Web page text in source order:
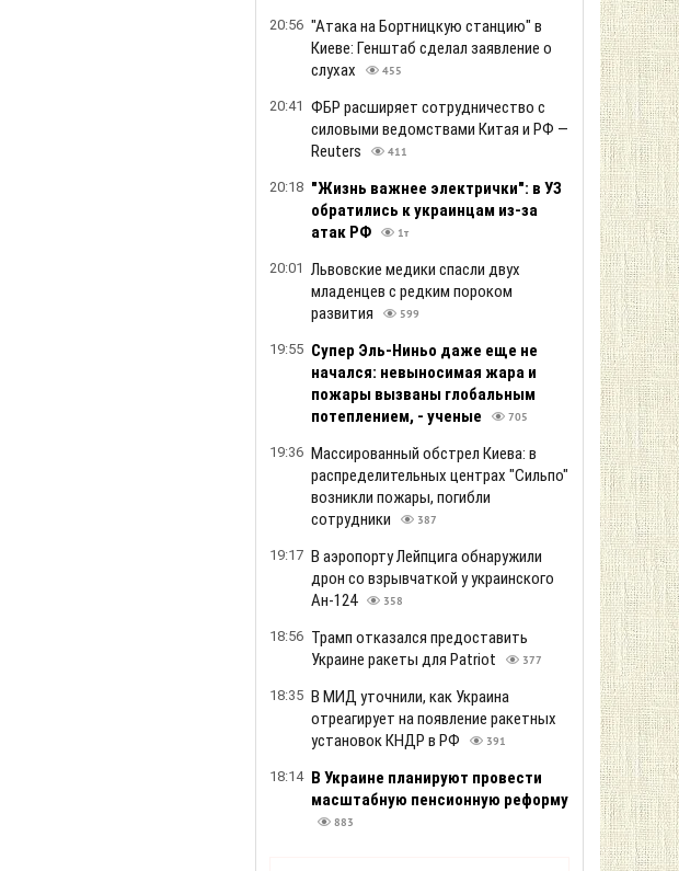
20:56 "Атака на Бортницкую станцию" в
Киеве: Генштаб сделал заявление о
слухах
455
20:41 ФБР расширяет сотрудничество с
силовыми ведомствами Китая и РФ —
Reuters
411
20:18 "Жизнь важнее электрички": в УЗ
обратились к украинцам из-за
атак РФ
1т
20:01 Львовские медики спасли двух
младенцев с редким пороком
развития
599
19:55 Супер Эль-Ниньо даже еще не
начался: невыносимая жара и
пожары вызваны глобальным
потеплением, - ученые
705
19:36 Массированный обстрел Киева: в
распределительных центрах "Сильпо"
возникли пожары, погибли
сотрудники
387
19:17 В аэропорту Лейпцига обнаружили
дрон со взрывчаткой у украинского
Ан-124
358
18:56 Трамп отказался предоставить
Украине ракеты для Patriot
377
18:35 В МИД уточнили, как Украина
отреагирует на появление ракетных
установок КНДР в РФ
391
18:14 В Украине планируют провести
масштабную пенсионную реформу
883